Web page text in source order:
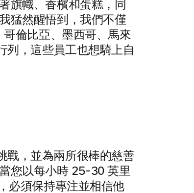
旗幟、香檳和蛋糕，同
猛然醒悟到，我們不僅
倫比亞、墨西哥、馬來
列，這些員工也想騎上自
戰，並為兩所很棒的慈善
您以每小時 25-30 英里
必須保持專注並相信他